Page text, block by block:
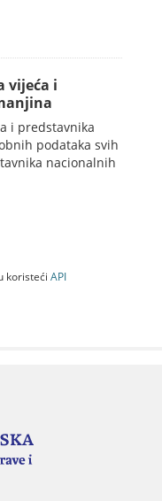
vijeća i
i predstavnika
podataka svih
nacionalnih
koristeći API